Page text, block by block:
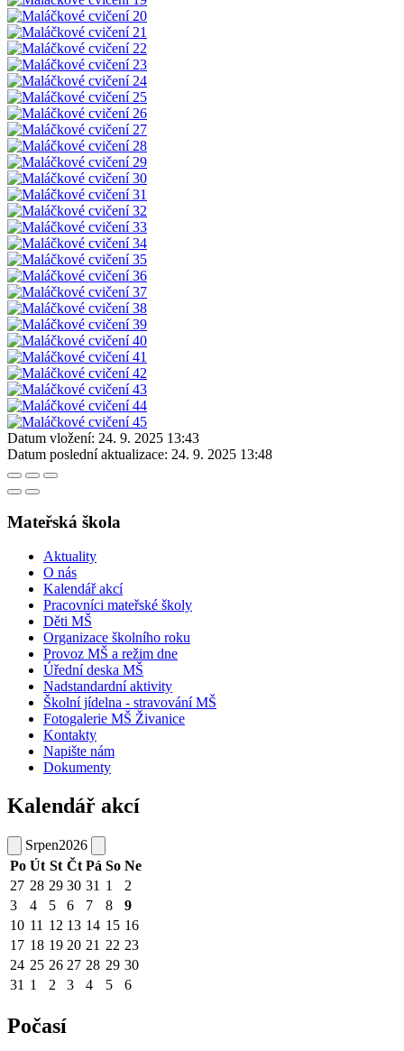
Datum vložení: 24. 9. 2025 13:43
Datum poslední aktualizace: 24. 9. 2025 13:48
Mateřská škola
Aktuality
O nás
Kalendář akcí
Pracovníci mateřské školy
Děti MŠ
Organizace školního roku
Provoz MŠ a režim dne
Úřední deska MŠ
Nadstandardní aktivity
Školní jídelna - stravování MŠ
Fotogalerie MŠ Živanice
Kontakty
Napište nám
Dokumenty
Kalendář akcí
Srpen2026
Po Út St Čt Pá So Ne
27 28 29 30 31 1
2
3
4 5 6 7 8
9
10 11 12 13 14 15 16
17 18 19 20 21 22 23
24 25 26 27 28 29 30
31 1 2 3 4 5 6
Počasí